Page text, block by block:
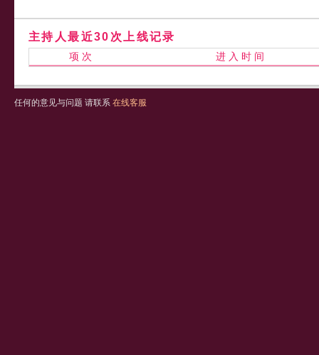
主持人最近30次上线记录
项 次 进 入 时 间
任何的意见与问题 请联系 在线客服